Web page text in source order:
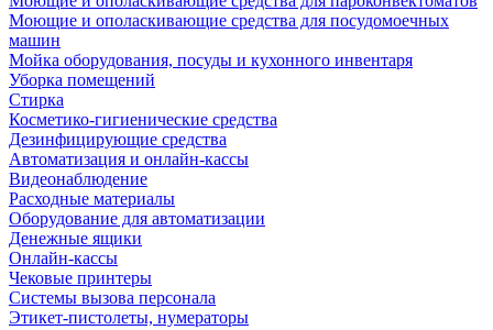
Моющие и ополаскивающие средства для посудомоечных
машин
Мойка оборудования, посуды и кухонного инвентаря
Уборка помещений
Стирка
Косметико-гигиенические средства
Дезинфицирующие средства
Автоматизация и онлайн-кассы
Видеонаблюдение
Расходные материалы
Оборудование для автоматизации
Денежные ящики
Онлайн-кассы
Чековые принтеры
Системы вызова персонала
Этикет-пистолеты, нумераторы